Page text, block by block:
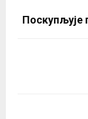
Поскупљује